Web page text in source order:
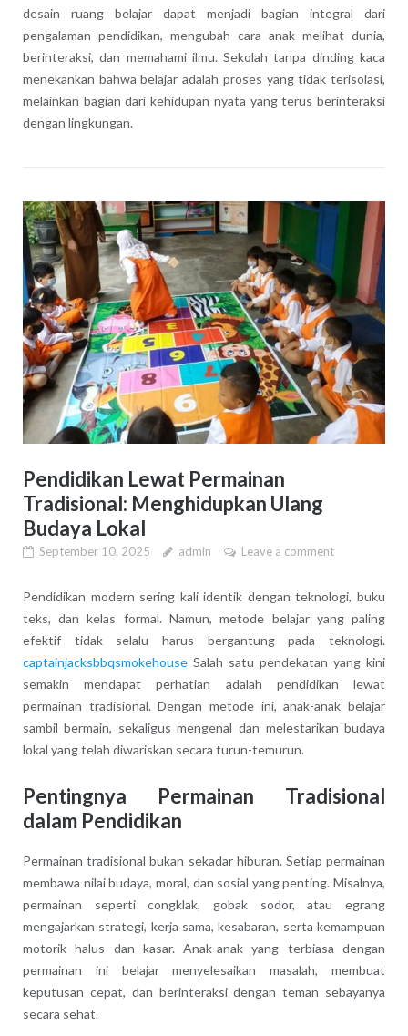
desain ruang belajar dapat menjadi bagian integral dari
pengalaman pendidikan, mengubah cara anak melihat dunia,
berinteraksi, dan memahami ilmu. Sekolah tanpa dinding kaca
menekankan bahwa belajar adalah proses yang tidak terisolasi,
melainkan bagian dari kehidupan nyata yang terus berinteraksi
dengan lingkungan.
Pendidikan Lewat Permainan
Tradisional: Menghidupkan Ulang
Budaya Lokal
September 10, 2025 admin Leave a comment
Pendidikan modern sering kali identik dengan teknologi, buku
teks, dan kelas formal. Namun, metode belajar yang paling
efektif tidak selalu harus bergantung pada teknologi.
captainjacksbbqsmokehouseSalah satu pendekatan yang kini
semakin mendapat perhatian adalah pendidikan lewat
permainan tradisional. Dengan metode ini, anak-anak belajar
sambil bermain, sekaligus mengenal dan melestarikan budaya
lokal yang telah diwariskan secara turun-temurun.
Pentingnya Permainan Tradisional
dalam Pendidikan
Permainan tradisional bukan sekadar hiburan. Setiap permainan
membawa nilai budaya, moral, dan sosial yang penting. Misalnya,
permainan seperti congklak, gobak sodor, atau egrang
mengajarkan strategi, kerja sama, kesabaran, serta kemampuan
motorik halus dan kasar. Anak-anak yang terbiasa dengan
permainan ini belajar menyelesaikan masalah, membuat
keputusan cepat, dan berinteraksi dengan teman sebayanya
secara sehat.